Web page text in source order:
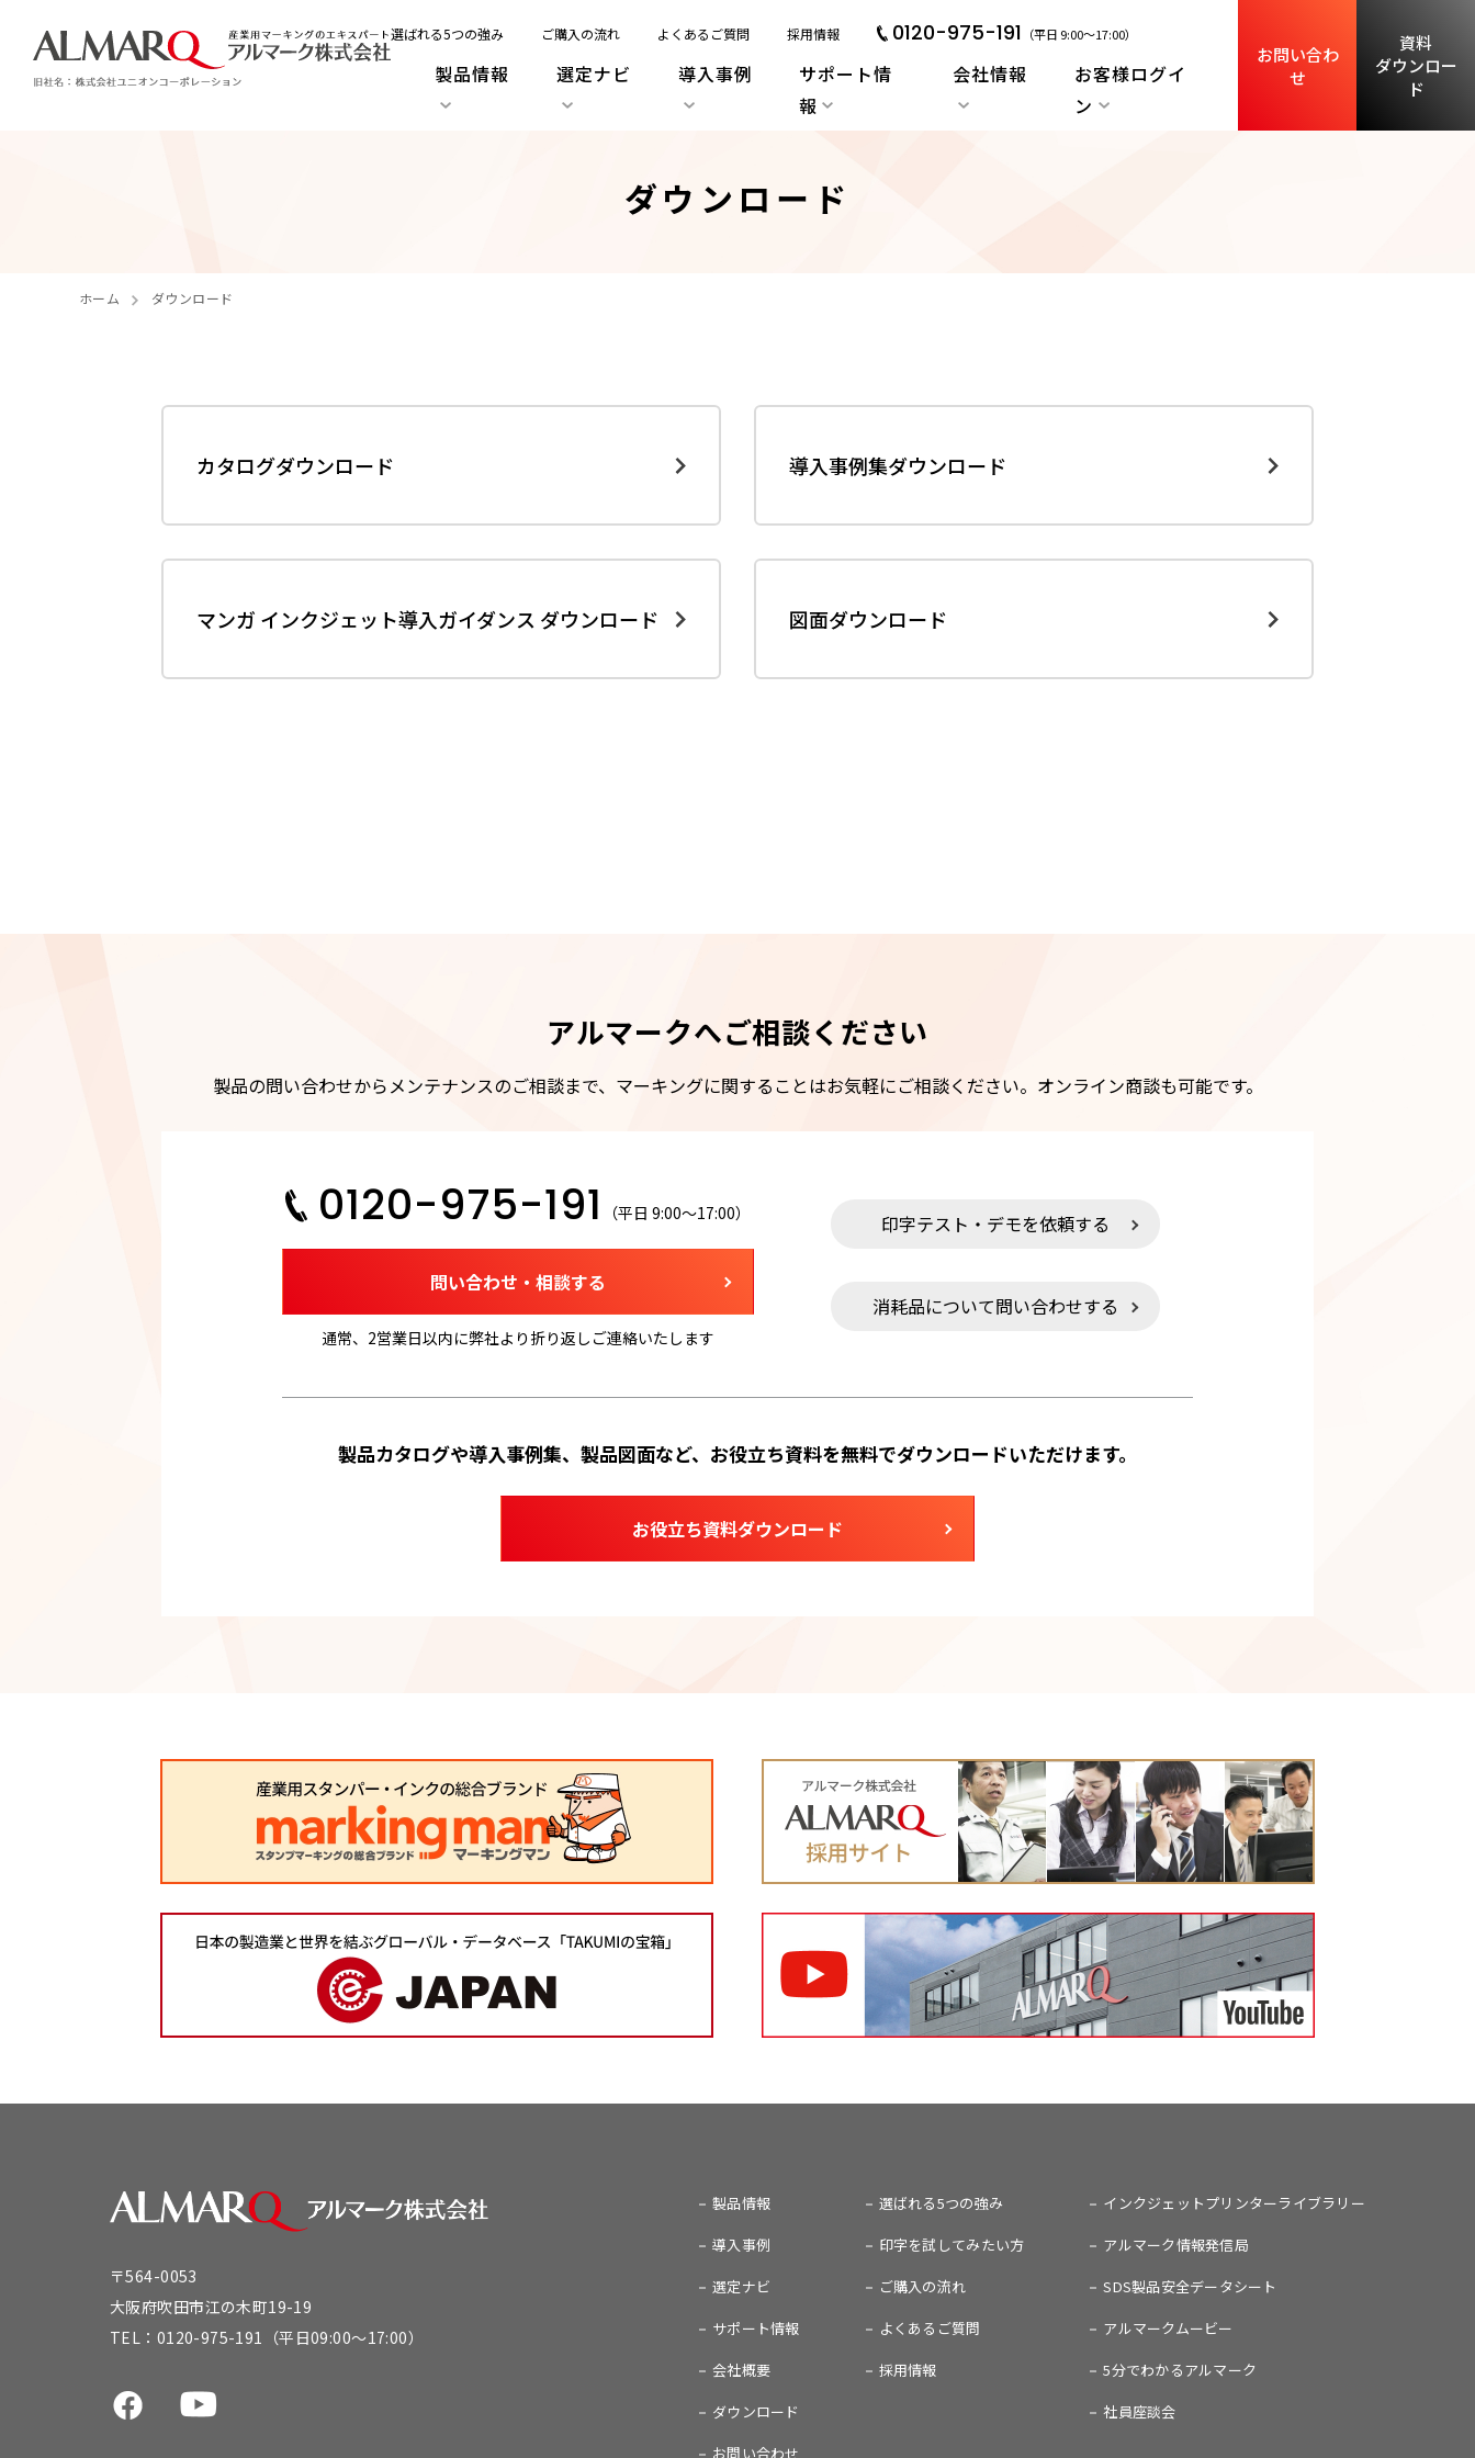
選ばれる5つの強み ご購入の流れ よくあるご質問 採用情報 0120-975-191 （平日 9:00～17:00）
製品情報 選定ナビ 導入事例
サポート情
報
会社情報
お客様ログイ
ン
お問い合わ
せ
資料
ダウンロー
ド
ダウンロード
ホーム ダウンロード
カタログダウンロード 導入事例集ダウンロード
マンガ インクジェット導入ガイダンス ダウンロード 図面ダウンロード
アルマークへご相談ください
製品の問い合わせからメンテナンスのご相談まで、マーキングに関することはお気軽にご相談ください。オンライン商談も可能です。
0120-975-191 （平日 9:00～17:00）
問い合わせ・相談する
通常、2営業日以内に弊社より折り返しご連絡いたします
印字テスト・デモを依頼する
消耗品について問い合わせする
製品カタログや導入事例集、製品図面など、お役立ち資料を無料でダウンロードいただけます。
お役立ち資料ダウンロード
〒564-0053
大阪府吹田市江の木町19-19
TEL： 0120-975-191 （平日09:00～17:00）
製品情報
導入事例
選定ナビ
サポート情報
会社概要
ダウンロード
お問い合わせ
選ばれる5つの強み
印字を試してみたい方
ご購入の流れ
よくあるご質問
採用情報
インクジェットプリンターライブラリー
アルマーク情報発信局
SDS製品安全データシート
アルマークムービー
5分でわかるアルマーク
社員座談会